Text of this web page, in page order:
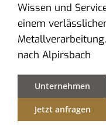
Wissen und
einem
nach Alpirsbach
Unternehmen
Jetzt anfragen